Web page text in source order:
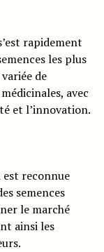
rapidement
les plus
de
avec
et l’innovation.
est reconnue
semences
le marché
ainsi les